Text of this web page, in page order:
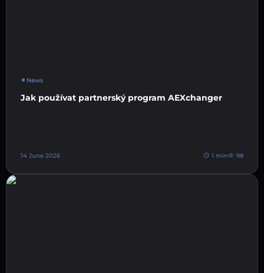
News
Jak používat partnerský program AEXchanger
14 June 2026 1 min 98